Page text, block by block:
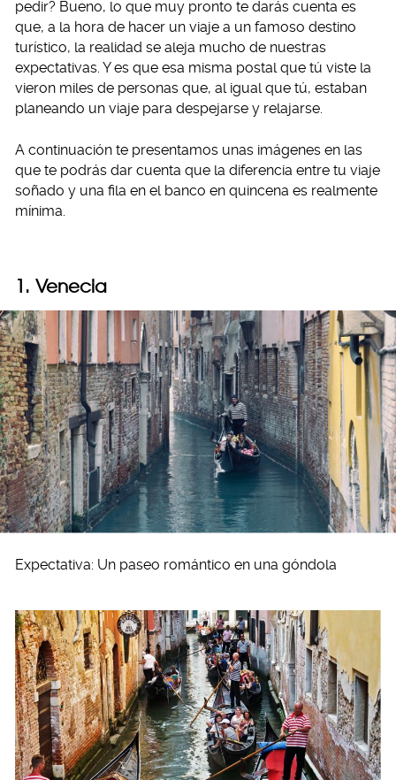
pedir? Bueno, lo que muy pronto te darás cuenta es
que, a la hora de hacer un viaje a un famoso destino
turístico, la realidad se aleja mucho de nuestras
expectativas. Y es que esa misma postal que tú viste la
vieron miles de personas que, al igual que tú, estaban
planeando un viaje para despejarse y relajarse.
A continuación te presentamos unas imágenes en las
que te podrás dar cuenta que la diferencia entre tu viaje
soñado y una fila en el banco en quincena es realmente
mínima.
1. Venecia
Expectativa: Un paseo romántico en una góndola